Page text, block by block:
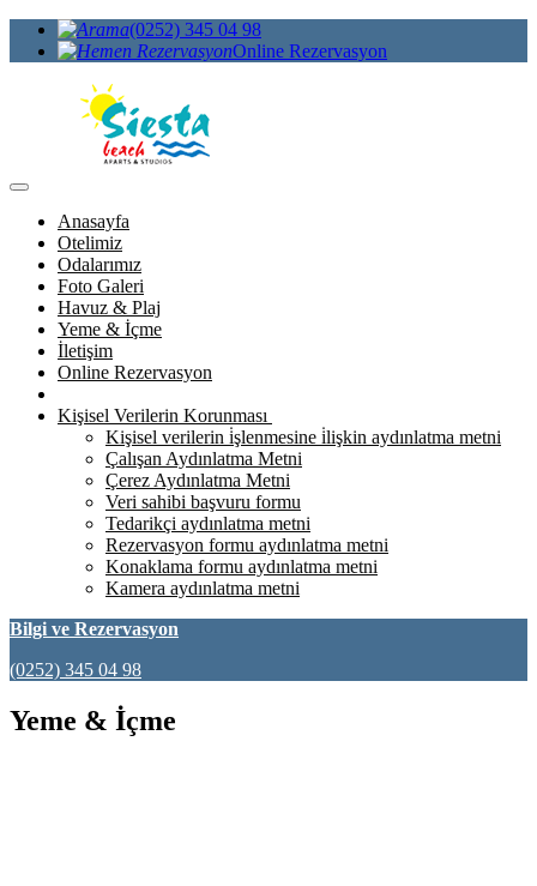
(0252) 345 04 98
Online Rezervasyon
Anasayfa
Otelimiz
Odalarımız
Foto Galeri
Havuz & Plaj
Yeme & İçme
İletişim
Online Rezervasyon
Kişisel Verilerin Korunması
Kişisel verilerin i̇şlenmesine i̇lişkin aydınlatma metni
Çalışan Aydınlatma Metni
Çerez Aydınlatma Metni
Veri sahibi başvuru formu
Tedarikçi aydınlatma metni
Rezervasyon formu aydınlatma metni
Konaklama formu aydınlatma metni
Kamera aydınlatma metni
Bilgi ve Rezervasyon
(0252) 345 04 98
Yeme & İçme